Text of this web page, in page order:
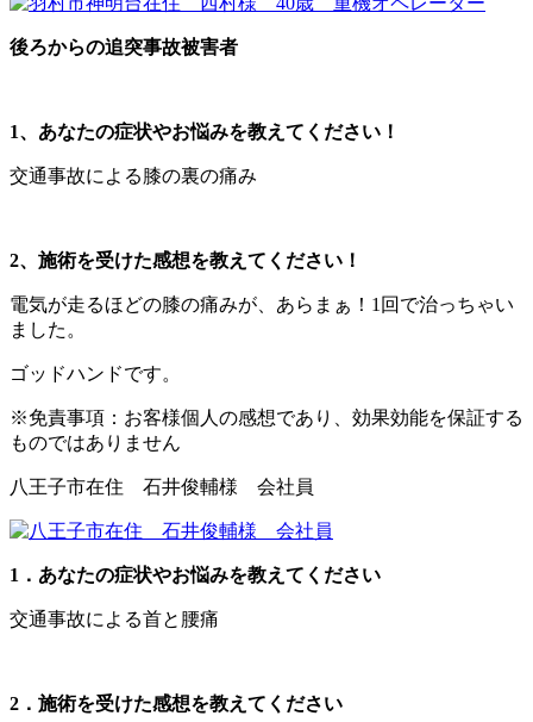
後ろからの追突事故被害者
1、あなたの症状やお悩みを教えてください！
交通事故による膝の裏の痛み
2、施術を受けた感想を教えてください！
電気が走るほどの膝の痛みが、あらまぁ！1回で治っちゃい
ました。
ゴッドハンドです。
※免責事項：お客様個人の感想であり、効果効能を保証する
ものではありません
八王子市在住 石井俊輔様 会社員
1．あなたの症状やお悩みを教えてください
交通事故による首と腰痛
2．施術を受けた感想を教えてください